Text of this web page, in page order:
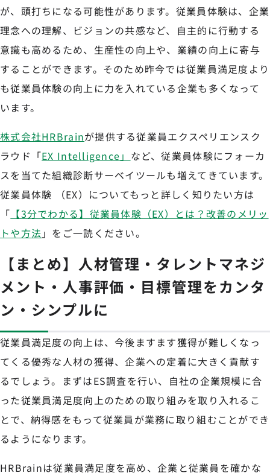
が、頭打ちになる可能性があります。従業員体験は、企業
理念への理解、ビジョンの共感など、自主的に行動する
意識も高めるため、生産性の向上や、業績の向上に寄与
することができます。そのため昨今では従業員満足度より
も従業員体験の向上に力を入れている企業も多くなって
います。
株式会社HRBrainが提供する従業員エクスペリエンスク
ラウド「EX Intelligence」 など、従業員体験にフォーカ
スを当てた組織診断サーベイツールも増えてきています。
従業員体験 （EX）についてもっと詳しく知りたい方は
「 【3分でわかる】従業員体験（EX）とは？改善のメリッ
トや方法 」をご一読ください。
【まとめ】人材管理・タレントマネジ
メント・人事評価・目標管理をカンタ
ン・シンプルに
従業員満足度の向上は、今後ますます獲得が難しくなっ
てくる優秀な人材の獲得、企業への定着に大きく貢献す
るでしょう。まずはES調査を行い、自社の企業規模に合
った従業員満足度向上のための取り組みを取り入れるこ
とで、納得感をもって従業員が業務に取り組むことができ
るようになります。
HRBrainは従業員満足度を高め、企業と従業員を確かな